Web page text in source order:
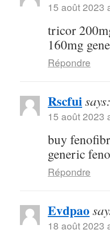
15 août 2023
tricor
160mg
Répondre
Rscfuisays:
15 août 2023
buy
generic
Répondre
Evdpao
18 août 2023